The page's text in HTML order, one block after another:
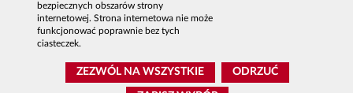
MAPA SERWISU
POLITYKA PRYWATNOŚCI
bezpiecznych obszarów strony
internetowej. Strona internetowa nie może
funkcjonować poprawnie bez tych
ciasteczek.